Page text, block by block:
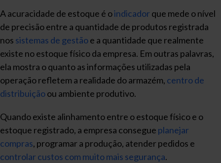
A acuracidade de estoque é oindicadorque mede o nível
de precisão entre a quantidade de produtos registrada
nos sistemas de gestãoe a quantidade que realmente
existe no estoque físico da empresa. Em outras palavras,
ela mostra o quanto as informações utilizadas pela
operação refletem a realidade do armazém, centro de
distribuiçãoou ambiente produtivo.
Quando existe alinhamento entre o estoque físico e o
estoque registrado, a empresa consegue planejar
compras, programar a produção, atender pedidos e
controlar custos com muito mais segurança.